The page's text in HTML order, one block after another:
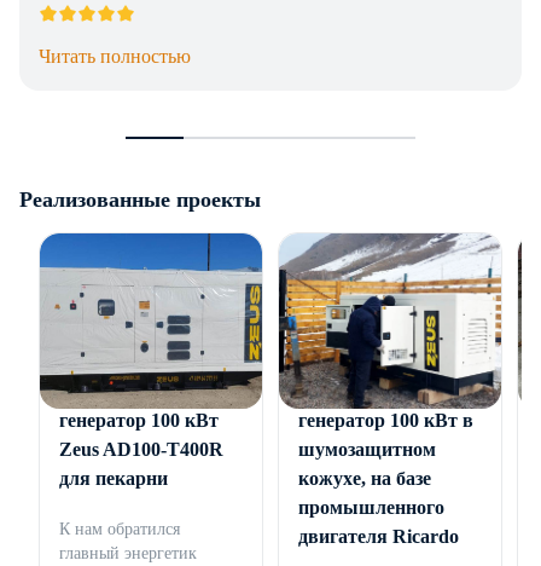
Читать полностью
Реализованные проекты
Дизельный
генератор 100 кВт
Zeus AD100-T400R
для пекарни
К нам обратился
главный энергетик
Дизельный
генератор 100 кВт в
шумозащитном
кожухе, на базе
промышленного
двигателя Ricardo